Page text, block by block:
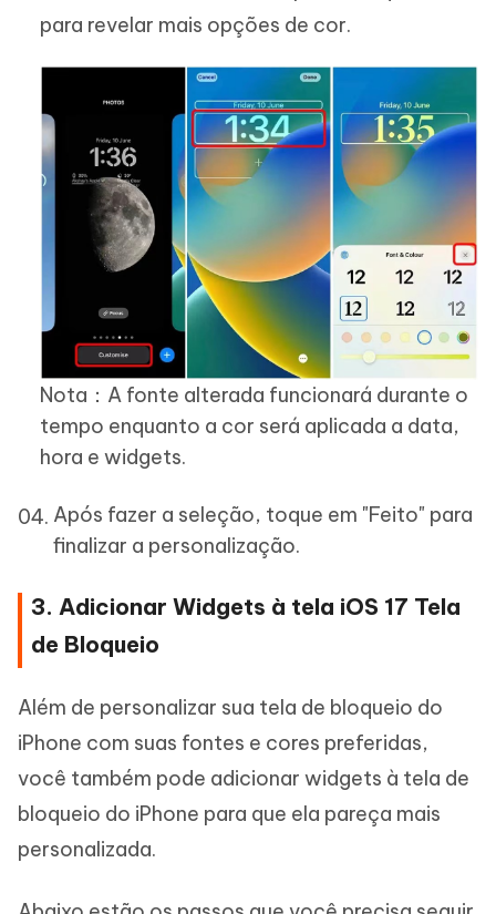
para revelar mais opções de cor.
Nota：A fonte alterada funcionará durante o
tempo enquanto a cor será aplicada a data,
hora e widgets.
Após fazer a seleção, toque em "Feito" para
finalizar a personalização.
3. Adicionar Widgets à tela iOS 17 Tela
de Bloqueio
Além de personalizar sua tela de bloqueio do
iPhone com suas fontes e cores preferidas,
você também pode adicionar widgets à tela de
bloqueio do iPhone para que ela pareça mais
personalizada.